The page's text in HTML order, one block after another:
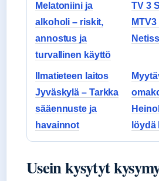
Melatoniini ja
alkoholi – riskit,
annostus ja
turvallinen käyttö
TV 3
Ilmatieteen laitos
Jyväskylä – Tarkka
sääennuste ja
havainnot
löydä
Usein kysytyt